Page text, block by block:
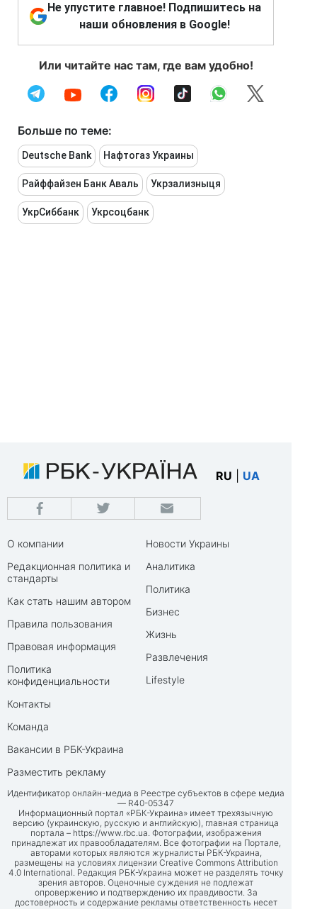
Не упустите главное! Подпишитесь на
наши обновления в Google!
Или читайте нас там, где вам удобно!
Больше по теме:
Deutsche Bank Нафтогаз Украины
Райффайзен Банк Аваль Укрзализныця
УкрСиббанк Укрсоцбанк
RU UA
О компании
Редакционная политика и
стандарты
Как стать нашим автором
Правила пользования
Правовая информация
Политика
конфиденциальности
Контакты
Команда
Вакансии в РБК-Украина
Разместить рекламу
Новости Украины
Аналитика
Политика
Бизнес
Жизнь
Развлечения
Lifestyle
Идентификатор онлайн-медиа в Реестре субъектов в сфере медиа
— R40-05347
Информационный портал «РБК-Украина» имеет трехязычную
версию (украинскую, русскую и английскую), главная страница
портала – https://www.rbc.ua. Фотографии, изображения
принадлежат их правообладателям. Все фотографии на Портале,
авторами которых являются журналисты РБК-Украина,
размещены на условиях лицензии Creative Commons Attribution
4.0 International. Редакция РБК-Украина может не разделять точку
зрения авторов. Оценочные суждения не подлежат
опровержению и подтверждению их правдивости. За
достоверность и содержание рекламы ответственность несет